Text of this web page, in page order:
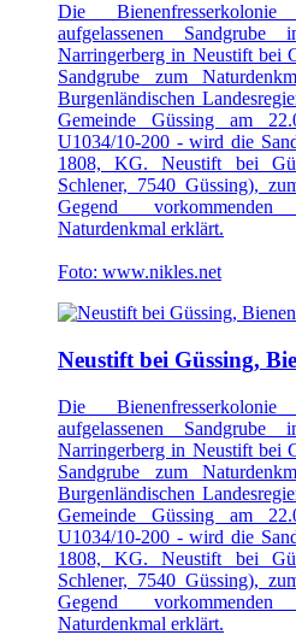
Die
aufgelassenen
Narringerberg in Neustift bei
Sandgrube zum
Burgenländischen
Gemeinde Güssing am
U1034/10-200 - wird die
1808, KG. Neustift bei
Schlener, 7540 Güssing),
Gegend
Naturdenkmal erklärt.
Foto: www.nikles.net
Neustift bei Güssing,
Die
aufgelassenen
Narringerberg in Neustift bei
Sandgrube zum
Burgenländischen
Gemeinde Güssing am
U1034/10-200 - wird die
1808, KG. Neustift bei
Schlener, 7540 Güssing),
Gegend
Naturdenkmal erklärt.